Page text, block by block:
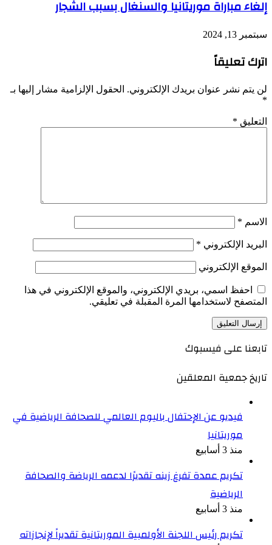
إلغاء مباراة موريتانيا والسنغال بسبب الشجار
سبتمبر 13, 2024
اترك تعليقاً
لن يتم نشر عنوان بريدك الإلكتروني. الحقول الإلزامية مشار إليها بـ
*
التعليق *
الاسم *
البريد الإلكتروني *
الموقع الإلكتروني
احفظ اسمي، بريدي الإلكتروني، والموقع الإلكتروني في هذا
المتصفح لاستخدامها المرة المقبلة في تعليقي.
تابعنا على فيسبوك
تاريخ جمعية المعلقين
فيديو عن الإحتفال باليوم العالمي للصحافة الرياضية في
موريتانيا
منذ 3 أسابيع
تكريم عمدة تفرغ زينه تقديرًا لدعمه الرياضة والصحافة
الرياضية
منذ 3 أسابيع
تكريم رئيس اللجنة الأولمبية الموريتانية تقديراً لإنجازاته